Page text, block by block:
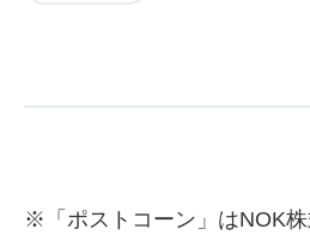
※「ポストコーン」はNOK